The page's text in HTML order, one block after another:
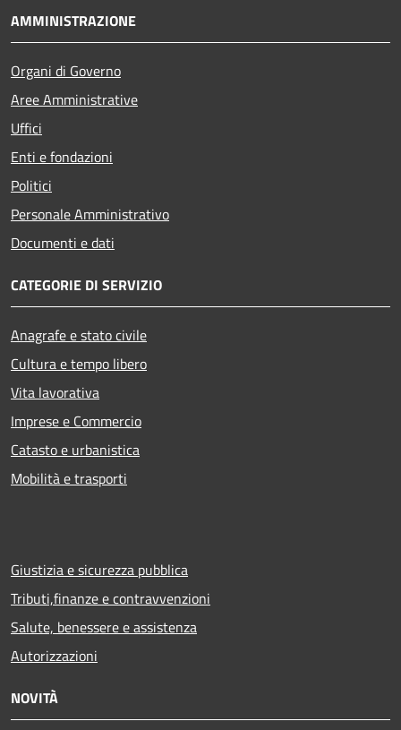
AMMINISTRAZIONE
Organi di Governo
Aree Amministrative
Uffici
Enti e fondazioni
Politici
Personale Amministrativo
Documenti e dati
CATEGORIE DI SERVIZIO
Anagrafe e stato civile
Cultura e tempo libero
Vita lavorativa
Imprese e Commercio
Catasto e urbanistica
Mobilità e trasporti
Giustizia e sicurezza pubblica
Tributi,finanze e contravvenzioni
Salute, benessere e assistenza
Autorizzazioni
NOVITÀ